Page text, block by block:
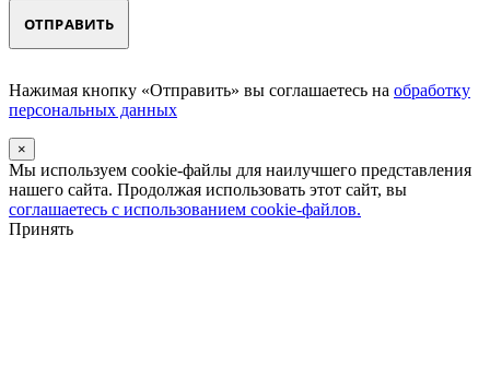
Нажимая кнопку «Отправить» вы соглашаетесь на обработку
персональных данных
×
Мы используем cookie-файлы для наилучшего представления
нашего сайта. Продолжая использовать этот сайт, вы
соглашаетесь с использованием cookie-файлов.
Принять